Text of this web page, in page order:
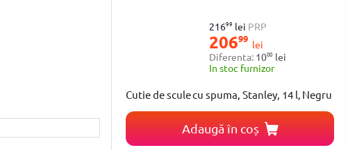
21699 lei PRP
20699 lei
Diferenta: 1000 lei
In stoc furnizor
Cutie de scule cu spuma, Stanley, 14 l, Negru
Adaugă în coș